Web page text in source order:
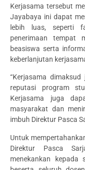
Kerjasama tersebut
Jayabaya ini dapat
lebih luas, seperti
penerimaan tempat
beasiswa serta
keberlanjutan
“Kerjasama
reputasi program
Kerjasama juga
masyarakat dan
imbuh Direktur Pasca
Untuk
Direktur Pasca
menekankan kepada